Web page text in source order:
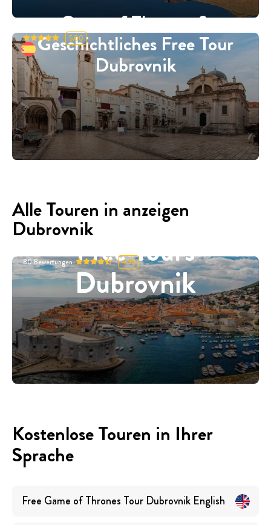
Game of Thrones &
Geschichtliches Free Tour
Dubrovnik
5.00
Alle Touren in anzeigen
Dubrovnik
Free Tours
Dubrovnik
80Bewertungen 4.96
Kostenlose Touren in Ihrer
Sprache
Free Game of Thrones Tour Dubrovnik English